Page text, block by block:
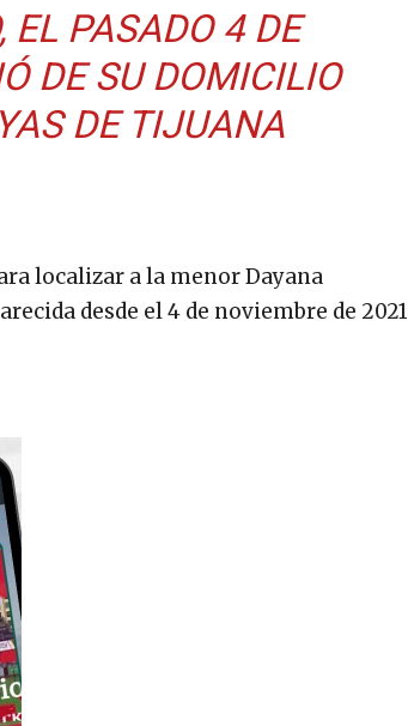
EL PASADO 4 DE
DE SU DOMICILIO
DE TIJUANA
localizar a la menor Dayana
desde el 4 de noviembre de 2021